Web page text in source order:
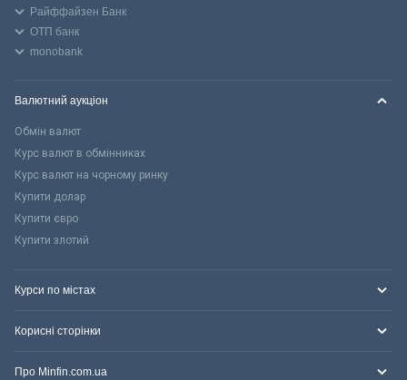
Райффайзен Банк
ОТП банк
monobank
Валютний аукціон
Обмін валют
Курс валют в обмінниках
Курс валют на чорному ринку
Купити долар
Купити євро
Купити злотий
Курси по містах
Корисні сторінки
Про Minfin.com.ua